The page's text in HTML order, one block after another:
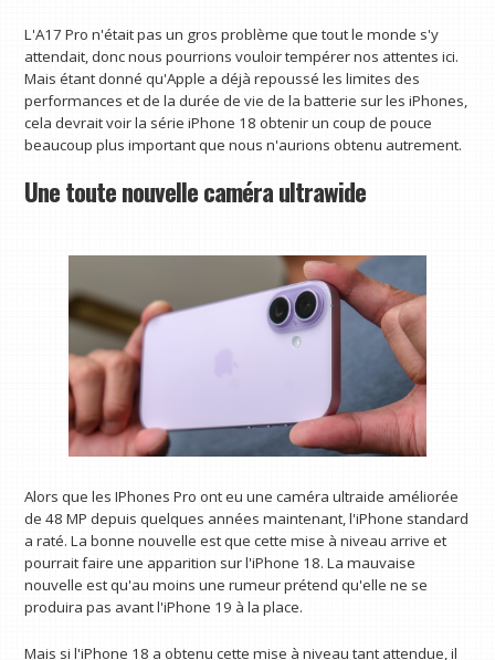
L'A17 Pro n'était pas un gros problème que tout le monde s'y
attendait, donc nous pourrions vouloir tempérer nos attentes ici.
Mais étant donné qu'Apple a déjà repoussé les limites des
performances et de la durée de vie de la batterie sur les iPhones,
cela devrait voir la série iPhone 18 obtenir un coup de pouce
beaucoup plus important que nous n'aurions obtenu autrement.
Une toute nouvelle caméra ultrawide
Alors que les IPhones Pro ont eu une caméra ultraide améliorée
de 48 MP depuis quelques années maintenant, l'iPhone standard
a raté. La bonne nouvelle est que cette mise à niveau arrive et
pourrait faire une apparition sur l'iPhone 18. La mauvaise
nouvelle est qu'au moins une rumeur prétend qu'elle ne se
produira pas avant l'iPhone 19 à la place.
Mais si l'iPhone 18 a obtenu cette mise à niveau tant attendue, il